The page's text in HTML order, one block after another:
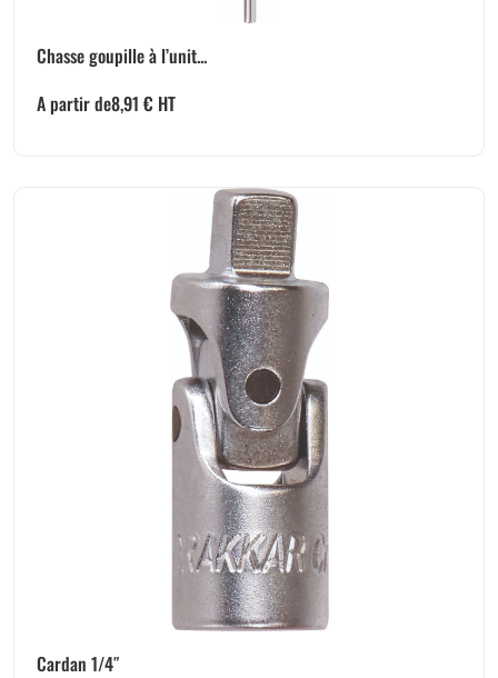
Chasse goupille à l’unit...
A partir de8,91 € HT
Cardan 1/4″